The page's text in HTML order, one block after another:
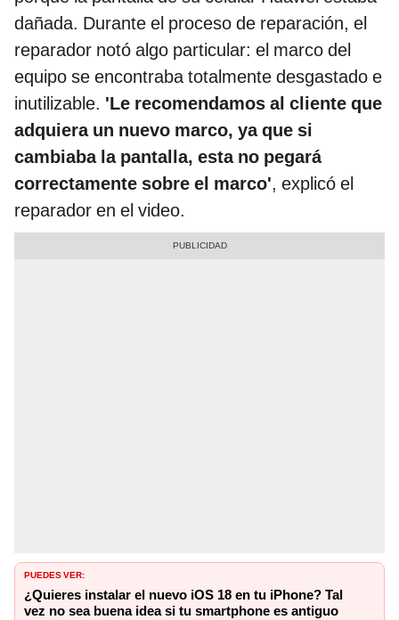
dañada. Durante el proceso de reparación, el
reparador notó algo particular: el marco del
equipo se encontraba totalmente desgastado e
inutilizable. 'Le recomendamos al cliente que
adquiera un nuevo marco, ya que si
cambiaba la pantalla, esta no pegará
correctamente sobre el marco', explicó el
reparador en el video.
PUEDES VER:
¿Quieres instalar el nuevo iOS 18 en tu iPhone? Tal
vez no sea buena idea si tu smartphone es antiguo